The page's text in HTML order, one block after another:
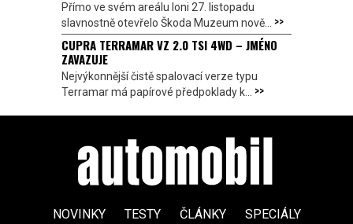
Přímo ve svém areálu loni 27. listopadu
slavnostně otevřelo Škoda Muzeum nově... >>
CUPRA TERRAMAR VZ 2.0 TSI 4WD – JMÉNO
ZAVAZUJE
Nejvýkonnější čistě spalovací verze typu
Terramar má papírové předpoklady k... >>
NOVINKY TESTY ČLÁNKY SPECIÁLY